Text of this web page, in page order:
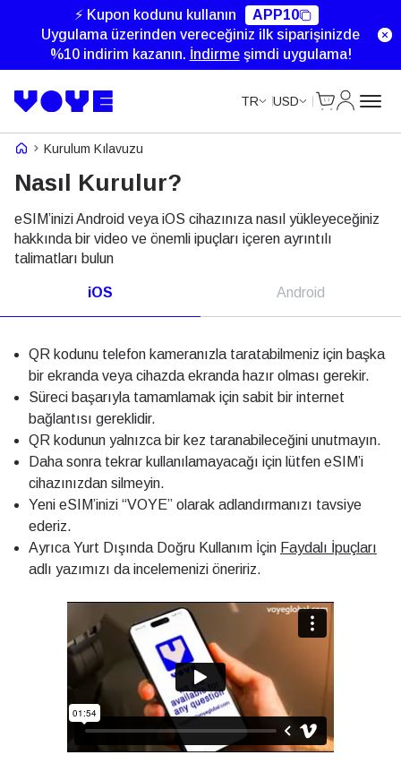
⚡ Kupon kodunu kullanın
APP10
Uygulama üzerinden vereceğiniz ilk siparişinizde
%10 indirim kazanın. İndirmeşimdi uygulama!
TR USD
Voye Homepage
Kurulum Kılavuzu
Nasıl Kurulur?
eSIM’inizi Android veya iOS cihazınıza nasıl yükleyeceğiniz
hakkında bir video ve önemli ipuçları içeren ayrıntılı
talimatları bulun
iOS Android
QR kodunu telefon kameranızla taratabilmeniz için başka
bir ekranda veya cihazda ekranda hazır olması gerekir.
Süreci başarıyla tamamlamak için sabit bir internet
bağlantısı gereklidir.
QR kodunun yalnızca bir kez taranabileceğini unutmayın.
Daha sonra tekrar kullanılamayacağı için lütfen eSIM’i
cihazınızdan silmeyin.
Yeni eSIM’inizi “VOYE” olarak adlandırmanızı tavsiye
ederiz.
Ayrıca Yurt Dışında Doğru Kullanım İçin Faydalı İpuçları
adlı yazımızı da incelemenizi öneririz.